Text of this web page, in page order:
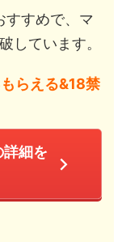
すすめで、マ
しています。
らえる&18禁
詳細を